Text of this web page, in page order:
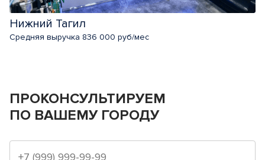
Нижний Тагил
Средняя выручка 836 000 руб/мес
ПРОКОНСУЛЬТИРУЕМ
ПО ВАШЕМУ ГОРОДУ